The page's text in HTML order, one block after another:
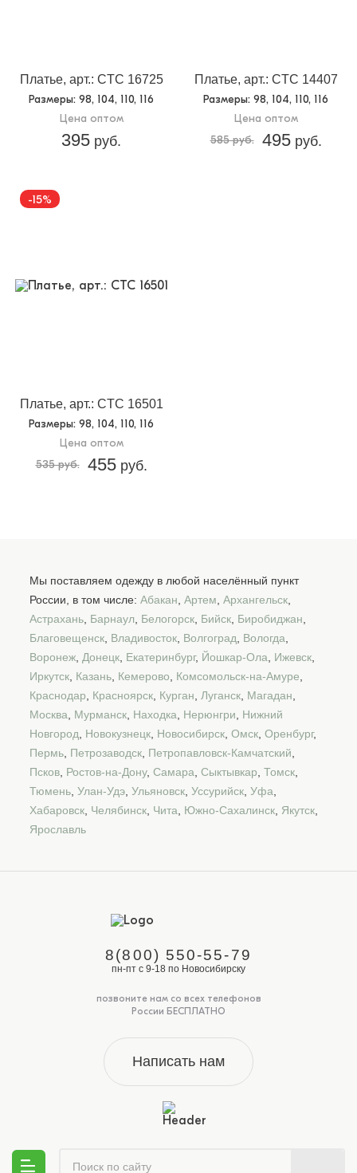
Платье, арт.: CTC 16725
Размеры: 98, 104, 110, 116
Цена оптом
395 руб.
Платье, арт.: CTC 14407
Размеры: 98, 104, 110, 116
Цена оптом
585 руб.
495руб.
-15%
Платье, арт.: CTC 16501
Размеры: 98, 104, 110, 116
Цена оптом
535 руб.
455руб.
Мы поставляем одежду в любой населённый пункт
России, в том числе: Абакан Артем Архангельск
Астрахань Барнаул Белогорск Бийск Биробиджан
Благовещенск Владивосток Волгоград Вологда
Воронеж Донецк Екатеринбург, Йошкар-Ола Ижевск
Иркутск Казань Кемерово Комсомольск-на-Амуре
Краснодар
Красноярск Курган Луганск Магадан
Москва
Мурманск Находка Нерюнгри
Нижний
Новгород
Новокузнецк Новосибирск Омск Оренбург,
Пермь Петрозаводск Петропавловск-Камчатский
Псков Ростов-на-Дону, Самара Сыктывкар Томск
Тюмень Улан-Удэ Ульяновск Уссурийск Уфа
Хабаровск Челябинск Чита Южно-Сахалинск Якутск
Ярославль
8(800) 550-55-79
пн-пт с 9-18 по Новосибирску
позвоните нам со всех телефонов
России БЕСПЛАТНО
Написать нам